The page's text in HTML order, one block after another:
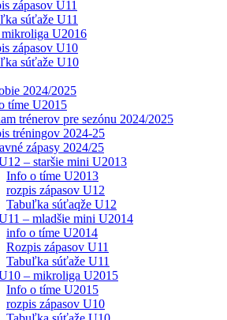
zápasov U11
súťaže U11
U2016
zápasov U10
súťaže U10
2024/2025
tíme U2015
trénerov pre sezónu 2024/2025
tréningov 2024-25
zápasy 2024/25
– staršie mini U2013
Info o tíme U2013
rozpis zápasov U12
Tabuľka súťaqže U12
– mladšie mini U2014
info o tíme U2014
Rozpis zápasov U11
Tabuľka súťaže U11
– mikroliga U2015
Info o tíme U2015
rozpis zápasov U10